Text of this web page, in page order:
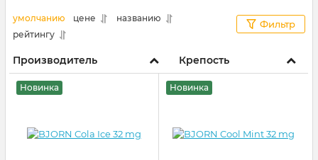
умолчанию цене
названию
рейтингу
Фильтр
Производитель Крепость
Новинка Новинка